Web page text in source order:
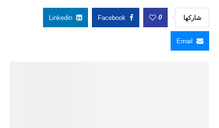
شاركها 0
Facebook
Linkedin
Email